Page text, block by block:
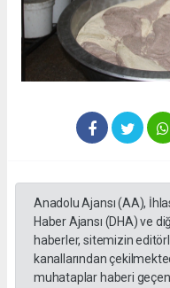
Anadolu Ajansı (AA),
Haber Ajansı (DHA) ve
haberler, sitemizin
kanallarından
muhataplar haberi